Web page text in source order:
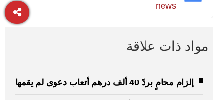
news
مواد ذات علاقة
إلزام محامٍ بردّ 40 ألف درهم أتعاب دعوى لم يقمها